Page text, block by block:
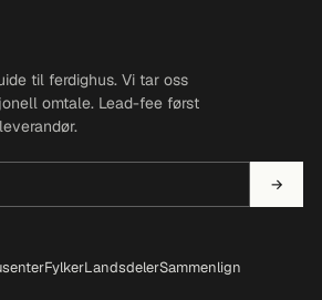
til ferdighus. Vi tar oss
omtale. Lead-fee først
→
FylkerLandsdelerSammenlign